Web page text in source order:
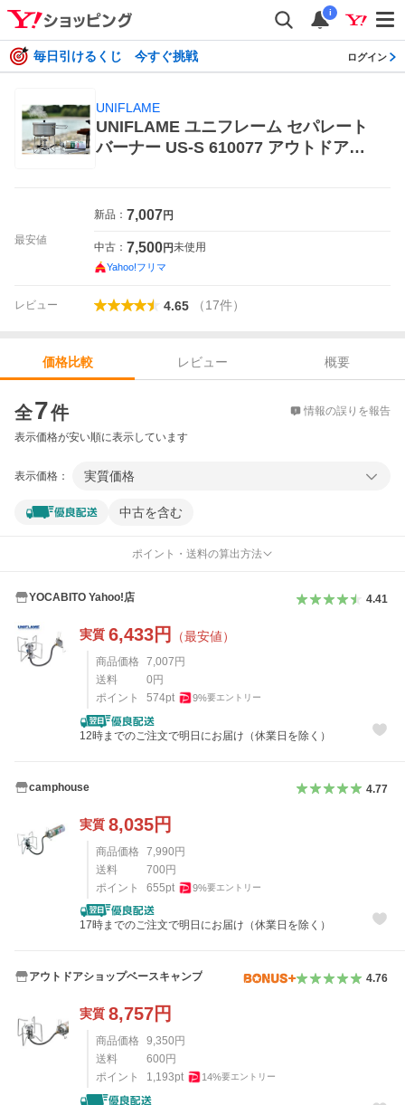
i
毎日引けるくじ 今すぐ挑戦 ログイン
UNIFLAME
UNIFLAME ユニフレーム セパレート
バーナー US-S 610077 アウトドア
最安値
新品： 7,007円
中古： 7,500円未使用
Yahoo!フリマ
レビュー 4.65 （17件）
価格比較 レビュー
概要
全7件 情報の誤りを報告
表示価格が安い順に表示しています
表示価格： 実質価格
中古を含む
ポイント・送料の算出方法
YOCABITO Yahoo!店 4.41
実質 6,433円 （最安値）
商品価格 7,007 円
送料
0 円
ポイント
574pt 9%要エントリー
12時までのご注文で明日にお届け（休業日を除く）
camphouse 4.77
実質 8,035円
商品価格 7,990円
送料
700円
ポイント
655pt 9%要エントリー
17時までのご注文で明日にお届け（休業日を除く）
アウトドアショップベースキャンプ 4.76
実質 8,757円
商品価格 9,350 円
送料
600 円
ポイント
1,193pt 14%要エントリー